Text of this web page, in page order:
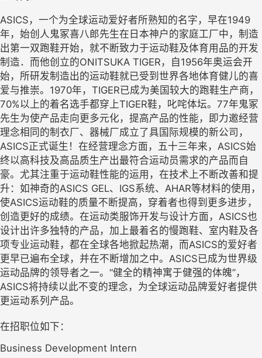
ASICS，一个为全球运动爱好者所熟知的名字，早在1949
年，始创人鬼冢喜八郎先生在日本神户的家庭工厂中，制造
出第一双跑鞋开始，就不断致力于运动鞋及体育用品的开发
制造．而他创立的ONITSUKA TIGER，自1956年奥运会开
始，所研发制造出的运动鞋就已受到世界各地体育健儿的喜
爱与推崇。1970年，TIGER已成为美国较大的跑鞋生产商，
70%以上的着名选手都穿上TIGER鞋，叱咤体坛。77年鬼冢
先生为使产品走向更多元化，提高产品的性能，即力邀经营
理念相同的制衣厂、器械厂成立了具国际规模的新公司，
ASICS正式诞生！在经营理念方面，五十三年来，ASICS始
终以高科技及高品质生产出最符合运动员需求的产品而自
豪。尤其注重于运动鞋性能的运用，在技术上不断改善和提
升：如神奇的ASICS GEL、IGS系统、AHAR等材料的使用，
使ASICS运动鞋的质量不断提高，穿着者也得到更多进步，
创造更好的成绩。在运动类服饰开发与设计方面，ASICS也
设计出许多独特的产品，加上最着名的慢跑鞋、室内鞋及各
项专业运动鞋，都在全球各地掀起热潮，而ASICS的爱好者
更早已遍布全球，并在不断增加之中。ASICS已成为世界级
运动品牌的领导者之一。“健全的精神寓于健强的体魄”，
ASICS将持续以此不变的理念，为全球运动品牌爱好者提供
更运动系列产品。
在招职位如下：
Business Development Intern